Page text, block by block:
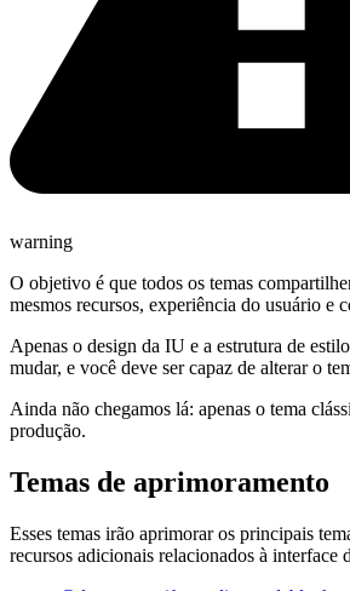
warning
O objetivo é que todos os temas
mesmos recursos, experiência do usuário e
Apenas o design da IU e a estrutura de
mudar, e você deve ser capaz de alterar o
Ainda não chegamos lá: apenas o tema
produção.
Temas de aprimoramento
Esses temas irão aprimorar os principais
recursos adicionais relacionados à interface